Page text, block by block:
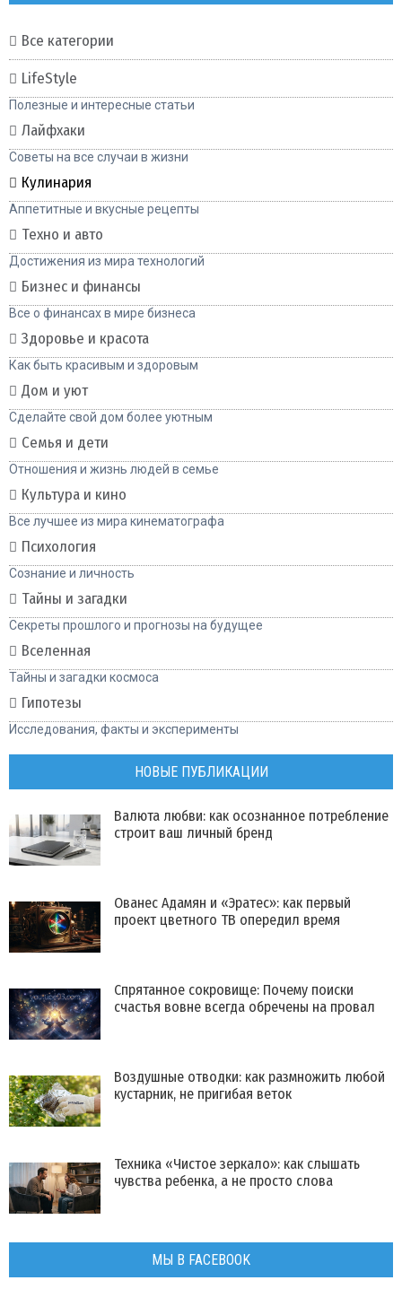
Все категории
LifeStyle
Полезные и интересные статьи
Лайфхаки
Советы на все случаи в жизни
Кулинария
Аппетитные и вкусные рецепты
Техно и авто
Достижения из мира технологий
Бизнес и финансы
Все о финансах в мире бизнеса
Здоровье и красота
Как быть красивым и здоровым
Дом и уют
Сделайте свой дом более уютным
Семья и дети
Отношения и жизнь людей в семье
Культура и кино
Все лучшее из мира кинематографа
Психология
Сознание и личность
Тайны и загадки
Секреты прошлого и прогнозы на будущее
Вселенная
Тайны и загадки космоса
Гипотезы
Исследования, факты и эксперименты
НОВЫЕ ПУБЛИКАЦИИ
Валюта любви: как осознанное потребление
строит ваш личный бренд
Ованес Адамян и «Эратес»: как первый
проект цветного ТВ опередил время
Спрятанное сокровище: Почему поиски
счастья вовне всегда обречены на провал
Воздушные отводки: как размножить любой
кустарник, не пригибая веток
Техника «Чистое зеркало»: как слышать
чувства ребенка, а не просто слова
МЫ В FACEBOOK